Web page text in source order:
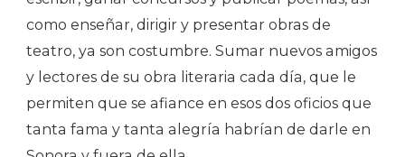
como enseñar, dirigir y presentar obras de
teatro, ya son costumbre. Sumar nuevos amigos
y lectores de su obra literaria cada día, que le
permiten que se afiance en esos dos oficios que
tanta fama y tanta alegría habrían de darle en